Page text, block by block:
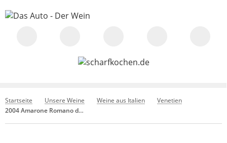
Startseite Unsere Weine Weine aus Italien
Venetien
2004 Amarone Romano dal Forno Monte Lodoletta